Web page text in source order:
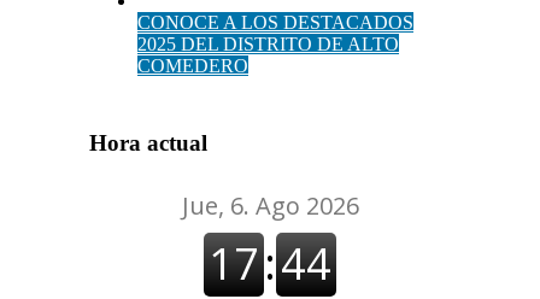
CONOCE A LOS DESTACADOS
2025 DEL DISTRITO DE ALTO
COMEDERO
Hora actual